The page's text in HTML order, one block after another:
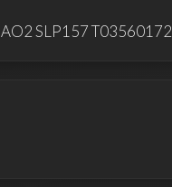
SLP157 T03560172